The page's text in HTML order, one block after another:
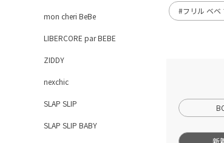
mon cheri BeBe
LIBERCORE par BEBE
ZIDDY
nexchic
SLAP SLIP
SLAP SLIP BABY
#フリル ベベ
新